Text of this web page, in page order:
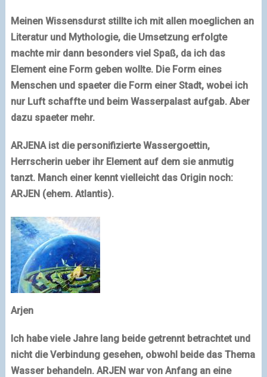
Meinen Wissensdurst stillte ich mit allen moeglichen an
Literatur und Mythologie, die Umsetzung erfolgte
machte mir dann besonders viel Spaß, da ich das
Element eine Form geben wollte. Die Form eines
Menschen und spaeter die Form einer Stadt, wobei ich
nur Luft schaffte und beim Wasserpalast aufgab. Aber
dazu spaeter mehr.
ARJENA ist die personifizierte Wassergoettin,
Herrscherin ueber ihr Element auf dem sie anmutig
tanzt. Manch einer kennt vielleicht das Origin noch:
ARJEN (ehem. Atlantis).
Arjen
Ich habe viele Jahre lang beide getrennt betrachtet und
nicht die Verbindung gesehen, obwohl beide das Thema
Wasser behandeln. ARJENwar von Anfang an eine